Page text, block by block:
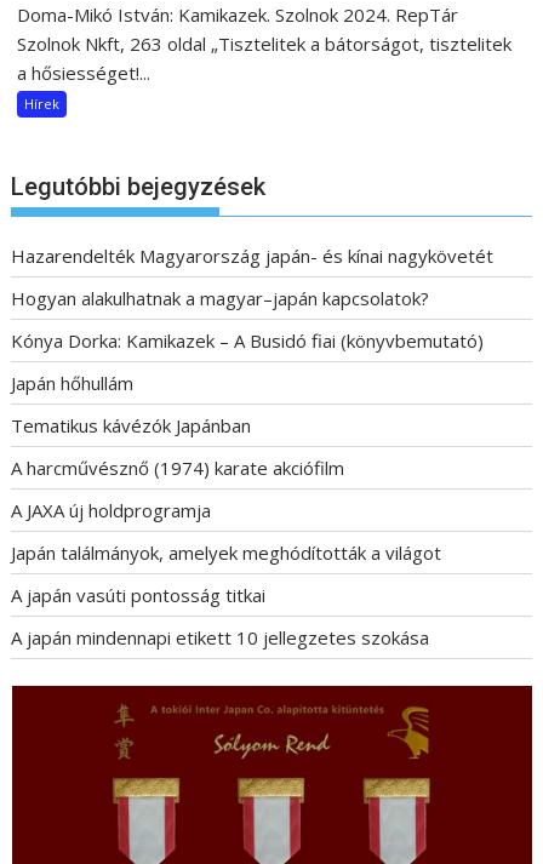
Doma-Mikó István: Kamikazek. Szolnok 2024. RepTár
Szolnok Nkft, 263 oldal „Tisztelitek a bátorságot, tisztelitek
a hősiességet!...
Hírek
Legutóbbi bejegyzések
Hazarendelték Magyarország japán- és kínai nagykövetét
Hogyan alakulhatnak a magyar–japán kapcsolatok?
Kónya Dorka: Kamikazek – A Busidó fiai (könyvbemutató)
Japán hőhullám
Tematikus kávézók Japánban
A harcművésznő (1974) karate akciófilm
A JAXA új holdprogramja
Japán találmányok, amelyek meghódították a világot
A japán vasúti pontosság titkai
A japán mindennapi etikett 10 jellegzetes szokása